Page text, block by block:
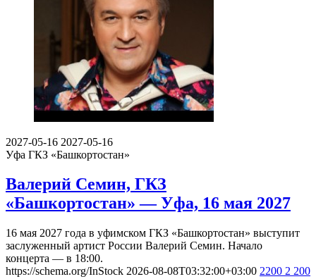
2027-05-16 2027-05-16
Уфа ГКЗ «Башкортостан»
Валерий Семин, ГКЗ
«Башкортостан» — Уфа, 16 мая 2027
16 мая 2027 года в уфимском ГКЗ «Башкортостан» выступит
заслуженный артист России Валерий Семин. Начало
концерта — в 18:00.
https://schema.org/InStock 2026-08-08T03:32:00+03:00 2200 2 200